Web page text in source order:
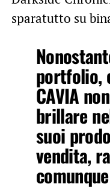
sparatutto su
portfolio,
CAVIA
brillare
suoi
vendita,